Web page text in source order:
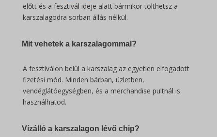
előtt és a fesztivál ideje alatt bármikor tölthetsz a
karszalagodra sorban állás nélkül.
Mit vehetek a karszalagommal?
A fesztiválon belül a karszalag az egyetlen elfogadott
fizetési mód. Minden bárban, üzletben,
vendéglátóegységben, és a merchandise pultnál is
használhatod.
Vízálló a karszalagon lévő chip?